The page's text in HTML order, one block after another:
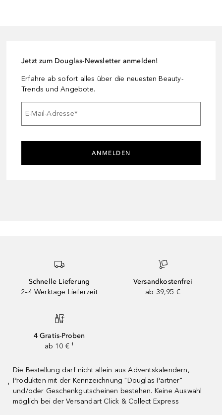
Jetzt zum Douglas-Newsletter anmelden!
Erfahre ab sofort alles über die neuesten Beauty-
Trends und Angebote.
E-Mail-Adresse*
ANMELDEN
Schnelle Lieferung
2–4 Werktage Lieferzeit
Versandkostenfrei
ab 39,95 €
4 Gratis-Proben
ab 10 € ¹
¹
Die Bestellung darf nicht allein aus Adventskalendern,
Produkten mit der Kennzeichnung "Douglas Partner"
und/oder Geschenkgutscheinen bestehen. Keine Auswahl
möglich bei der Versandart Click & Collect Express